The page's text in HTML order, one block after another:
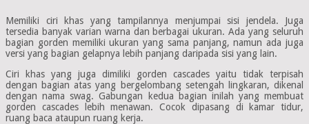
Memiliki ciri khas yang tampilannya menjumpai sisi jendela. Juga
tersedia banyak varian warna dan berbagai ukuran. Ada yang seluruh
bagian gorden memiliki ukuran yang sama panjang, namun ada juga
versi yang bagian gelapnya lebih panjang daripada sisi yang lain.
Ciri khas yang juga dimiliki gorden cascades yaitu tidak terpisah
dengan bagian atas yang bergelombang setengah lingkaran, dikenal
dengan nama swag. Gabungan kedua bagian inilah yang membuat
gorden cascades lebih menawan. Cocok dipasang di kamar tidur,
ruang baca ataupun ruang kerja.